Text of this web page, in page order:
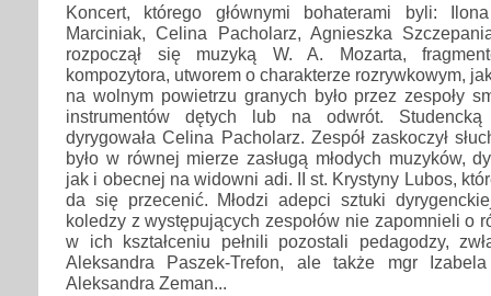
Koncert, którego głównymi bohaterami byli:
Marciniak, Celina Pacholarz, Agnieszka
rozpoczął się muzyką W. A. Mozarta,
kompozytora, utworem o charakterze rozrywkowym,
na wolnym powietrzu granych było przez zespoły
instrumentów dętych lub na odwrót. Studencką
dyrygowała Celina Pacholarz. Zespół zaskoczył
było w równej mierze zasługą młodych muzyków,
jak i obecnej na widowni adi. II st. Krystyny Lubos,
da się przecenić. Młodzi adepci sztuki
koledzy z występujących zespołów nie zapomnieli o
w ich kształceniu pełnili pozostali pedagodzy,
Aleksandra Paszek-Trefon, ale także mgr
Aleksandra Zeman...